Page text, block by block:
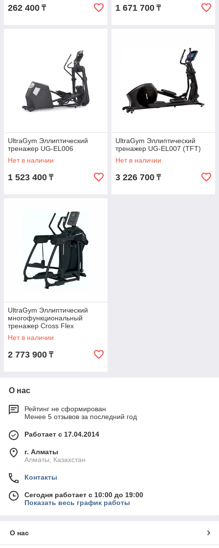
262 400 ₸ 1 671 700 ₸
UltraGym Эллиптический
тренажер UG-EL006
Нет в наличии
1 523 400 ₸
UltraGym Эллиптический
тренажер UG-EL007 (TFT)
Нет в наличии
3 226 700 ₸
UltraGym Эллиптический
многофункциональный
тренажер Cross Flex
Нет в наличии
2 773 900 ₸
О нас
Рейтинг не сформирован
Менее 5 отзывов за последний год
Работает с 17.04.2014
г. Алматы
Алматы, Казахстан
Контакты
Сегодня работает с 10:00 до 19:00
Показать весь график работы
О нас